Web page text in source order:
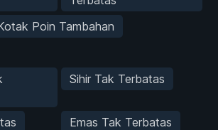
Poin Tambahan
Sihir Tak Terbatas
Emas Tak Terbatas